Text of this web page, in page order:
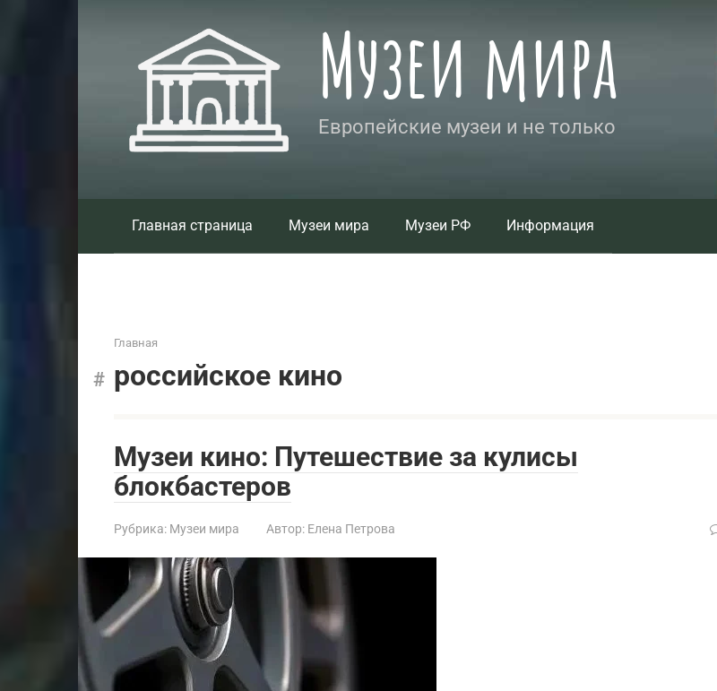
Музеи мира
Европейские музеи и не только
Главная страница Музеи мира Музеи РФ Информация
Главная
российское кино
Музеи кино: Путешествие за кулисы
блокбастеров
Рубрика: Музеи мира Автор: Елена Петрова